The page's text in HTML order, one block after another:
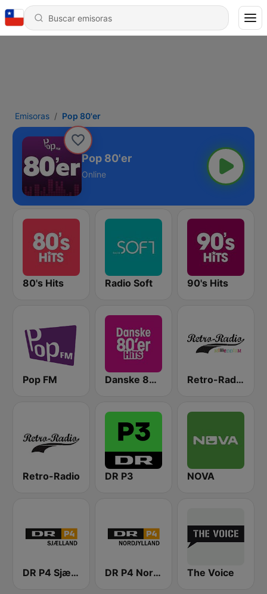
Emisoras Pop 80'er
Pop 80'er
Online
80's Hits Radio Soft 90's Hits
Pop FM Danske 80'er Hits Retro-Radio Millennium
Retro-Radio DR P3 NOVA
DR P4 Sjælland DR P4 Nordjylland The Voice